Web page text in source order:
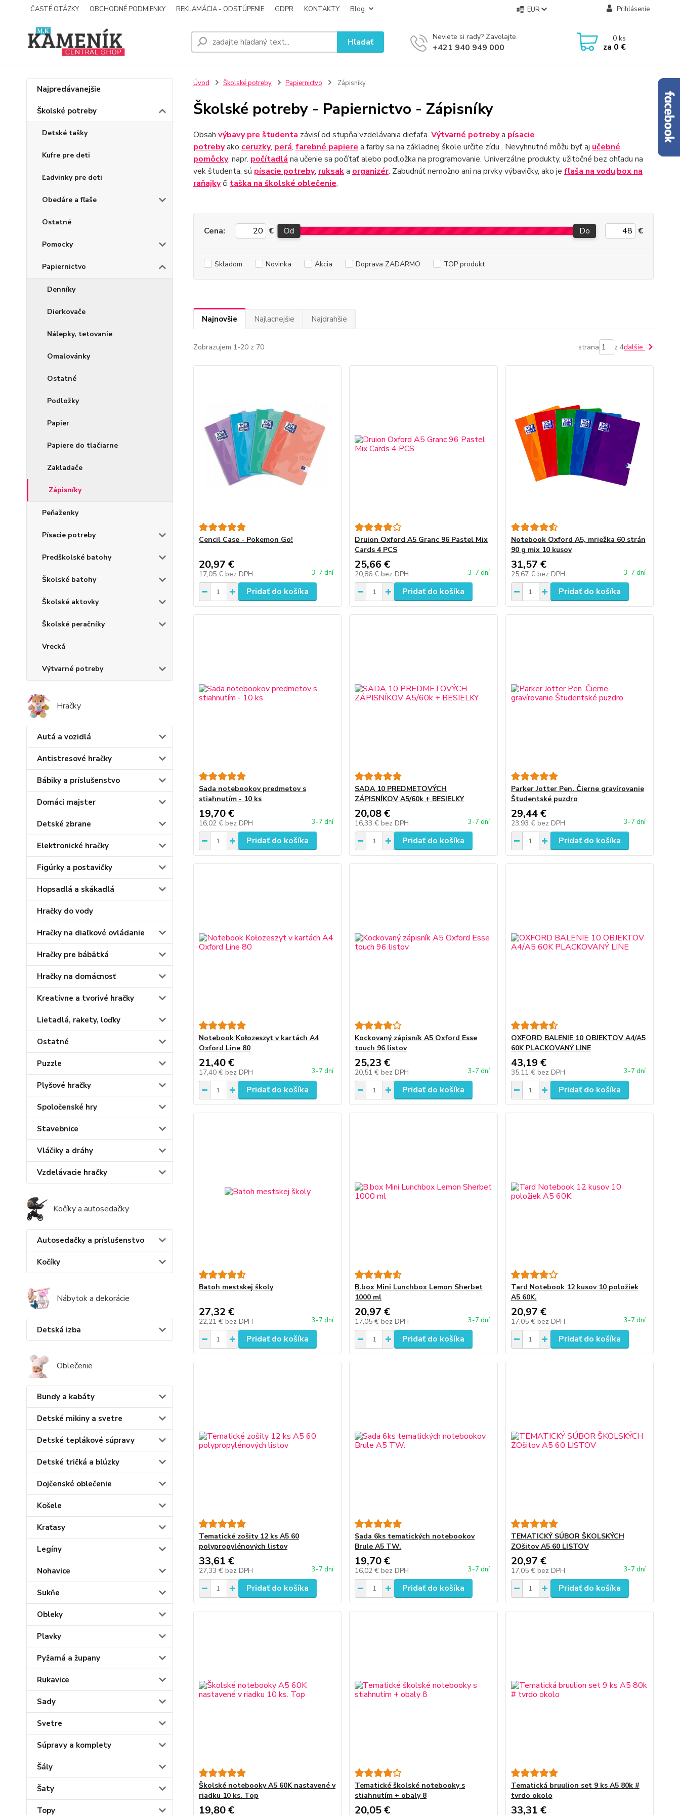
ČASTÉ OTÁZKY OBCHODNÉ PODMIENKY REKLAMÁCIA - ODSTÚPENIE GDPR KONTAKTY Blog EUR Prihlásenie
Hľadať Neviete si rady? Zavolajte.
+421 940 949 000
0ks
za 0 €
Najpredávanejšie
Školské potreby
Detské tašky
Kufre pre deti
Ľadvinky pre deti
Obedáre a fľaše
Ostatné
Pomocky
Papiernictvo
Denníky
Dierkovače
Nálepky, tetovanie
Omalovánky
Ostatné
Podložky
Papier
Papiere do tlačiarne
Zakladače
Zápisníky
Peňaženky
Písacie potreby
Predškolské batohy
Školské batohy
Školské aktovky
Školské peračníky
Vrecká
Výtvarné potreby
Hračky
Autá a vozidlá
Antistresové hračky
Bábiky a príslušenstvo
Domáci majster
Detské zbrane
Elektronické hračky
Figúrky a postavičky
Hopsadlá a skákadlá
Hračky do vody
Hračky na diaľkové ovládanie
Hračky pre bábätká
Hračky na domácnosť
Kreatívne a tvorivé hračky
Lietadlá, rakety, loďky
Ostatné
Puzzle
Plyšové hračky
Spoločenské hry
Stavebnice
Vláčiky a dráhy
Vzdelávacie hračky
Kočíky a autosedačky
Autosedačky a príslušenstvo
Kočíky
Nábytok a dekorácie
Detská izba
Oblečenie
Bundy a kabáty
Detské mikiny a svetre
Detské teplákové súpravy
Detské tričká a blúzky
Dojčenské oblečenie
Košele
Kraťasy
Legíny
Nohavice
Sukňe
Obleky
Plavky
Pyžamá a župany
Rukavice
Sady
Svetre
Súpravy a komplety
Šály
Šaty
Topy
Úvod Školské potreby Papiernictvo Zápisníky
Školské potreby - Papiernictvo - Zápisníky
Obsah výbavy pre študenta závisí od stupňa vzdelávania dieťaťa. Výtvarné potrebya písacie
potrebyako ceruzky, perá, farebné papiere a farby sa na základnej škole určite zídu . Nevyhnutné môžu byť aj učebné
pomôcky, napr. počítadlá na učenie sa počítať alebo podložka na programovanie. Univerzálne produkty, užitočné bez ohľadu na
vek študenta, sú písacie potreby, ruksaka organizér. Zabudnúť nemožno ani na prvky výbavičky, ako je fľaša na vodu,box na
raňajkyči taška na školské oblečenie.
Cena: € Od Do €
Skladom Novinka Akcia Doprava ZADARMO TOP produkt
Najnovšie Najlacnejšie Najdrahšie
Zobrazujem 1-20 z 70 strana z 4ďalšie
Cencil Case - Pokemon Go!
20,97 €
17,05 € bez DPH 3-7 dní
Pridať do košíka
Druion Oxford A5 Granc 96 Pastel Mix
Cards 4 PCS
25,66 €
20,86 € bez DPH 3-7 dní
Pridať do košíka
Notebook Oxford A5, mriežka 60 strán
90 g mix 10 kusov
31,57 €
25,67 € bez DPH 3-7 dní
Pridať do košíka
Sada notebookov predmetov s
stiahnutím - 10 ks
19,70 €
16,02 € bez DPH 3-7 dní
Pridať do košíka
SADA 10 PREDMETOVÝCH
ZÁPISNÍKOV A5/60k + BESIELKY
20,08 €
16,33 € bez DPH 3-7 dní
Pridať do košíka
Parker Jotter Pen. Čierne gravírovanie
Študentské puzdro
29,44 €
23,93 € bez DPH 3-7 dní
Pridať do košíka
Notebook Kołozeszyt v kartách A4
Oxford Line 80
21,40 €
17,40 € bez DPH 3-7 dní
Pridať do košíka
Kockovaný zápisník A5 Oxford Esse
touch 96 listov
25,23 €
20,51 € bez DPH 3-7 dní
Pridať do košíka
OXFORD BALENIE 10 OBJEKTOV A4/A5
60K PLACKOVANÝ LINE
43,19 €
35,11 € bez DPH 3-7 dní
Pridať do košíka
Batoh mestskej školy
27,32 €
22,21 € bez DPH 3-7 dní
Pridať do košíka
B.box Mini Lunchbox Lemon Sherbet
1000 ml
20,97 €
17,05 € bez DPH 3-7 dní
Pridať do košíka
Tard Notebook 12 kusov 10 položiek
A5 60K.
20,97 €
17,05 € bez DPH 3-7 dní
Pridať do košíka
Tematické zošity 12 ks A5 60
polypropylénových listov
33,61 €
27,33 € bez DPH 3-7 dní
Pridať do košíka
Sada 6ks tematických notebookov
Brule A5 TW.
19,70 €
16,02 € bez DPH 3-7 dní
Pridať do košíka
TEMATICKÝ SÚBOR ŠKOLSKÝCH
ZOšitov A5 60 LISTOV
20,97 €
17,05 € bez DPH 3-7 dní
Pridať do košíka
Školské notebooky A5 60K nastavené v
riadku 10 ks. Top
19,80 €
Tematické školské notebooky s
stiahnutím + obaly 8
20,05 €
Tematická bruulion set 9 ks A5 80k #
tvrdo okolo
33,31 €